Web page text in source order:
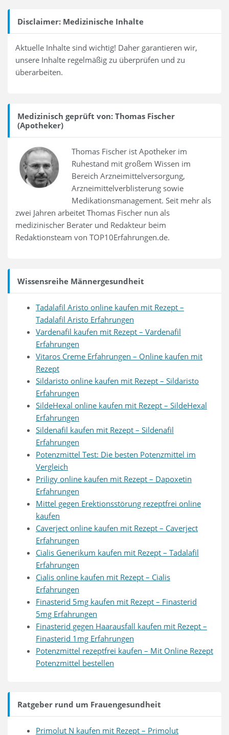
Disclaimer: Medizinische Inhalte
Aktuelle Inhalte sind wichtig! Daher garantieren wir,
unsere Inhalte regelmäßig zu überprüfen und zu
überarbeiten.
Medizinisch geprüft von: Thomas Fischer
(Apotheker)
Thomas Fischer ist Apotheker im
Ruhestand mit großem Wissen im
Bereich Arzneimittelversorgung,
Arzneimittelverblisterung sowie
Medikationsmanagement. Seit mehr als
zwei Jahren arbeitet Thomas Fischer nun als
medizinischer Berater und Redakteur beim
Redaktionsteam von TOP10Erfahrungen.de.
Wissensreihe Männergesundheit
Tadalafil Aristo online kaufen mit Rezept –
Tadalafil Aristo Erfahrungen
Vardenafil kaufen mit Rezept – Vardenafil
Erfahrungen
Vitaros Creme Erfahrungen – Online kaufen mit
Rezept
Sildaristo online kaufen mit Rezept – Sildaristo
Erfahrungen
SildeHexal online kaufen mit Rezept – SildeHexal
Erfahrungen
Sildenafil kaufen mit Rezept – Sildenafil
Erfahrungen
Potenzmittel Test: Die besten Potenzmittel im
Vergleich
Priligy online kaufen mit Rezept – Dapoxetin
Erfahrungen
Mittel gegen Erektionsstörung rezeptfrei online
kaufen
Caverject online kaufen mit Rezept – Caverject
Erfahrungen
Cialis Generikum kaufen mit Rezept – Tadalafil
Erfahrungen
Cialis online kaufen mit Rezept – Cialis
Erfahrungen
Finasterid 5mg kaufen mit Rezept – Finasterid
5mg Erfahrungen
Finasterid gegen Haarausfall kaufen mit Rezept –
Finasterid 1mg Erfahrungen
Potenzmittel rezeptfrei kaufen – Mit Online Rezept
Potenzmittel bestellen
Ratgeber rund um Frauengesundheit
Primolut N kaufen mit Rezept – Primolut